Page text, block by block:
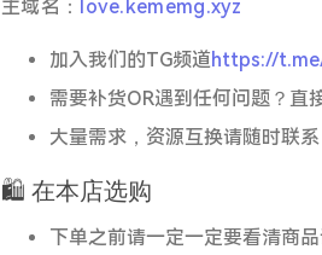
主域名： love.kememg.xyz
加入我们的TG频道https://
需要补货OR遇到任何问题？直
大量需求，资源互换请随时联系
🛍️ 在本店选购
下单之前请一定一定要看清商